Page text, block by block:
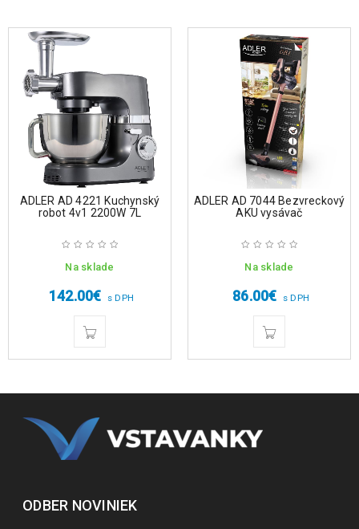
ADLER AD 4221 Kuchynský
robot 4v1 2200W 7L
Na sklade
142.00€ s DPH
ADLER AD 7044 Bezvreckový
AKU vysávač
Na sklade
86.00€ s DPH
ODBER NOVINIEK